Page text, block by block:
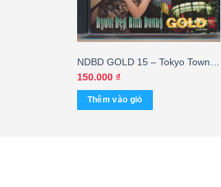
NDBD GOLD 15 – Tokyo Town –
Lynda Trang Đài – cái
150.000 ₫
Thêm vào giỏ